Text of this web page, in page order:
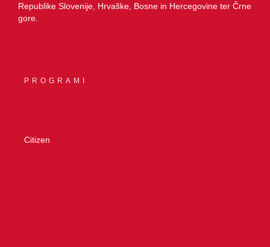
Republike Slovenije, Hrvaške, Bosne in Hercegovine ter Črne
gore.
PROGRAMI
Citizen